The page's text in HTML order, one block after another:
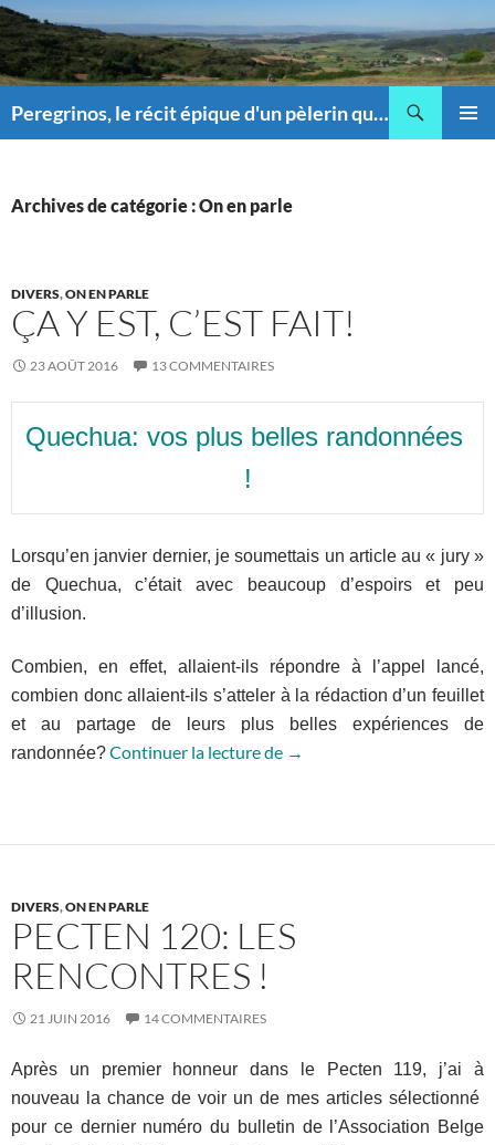
Peregrinos, le récit épique d'un pèlerin qui pique !
Archives de catégorie : On en parle
DIVERS,ON EN PARLE
ÇA Y EST, C’EST FAIT!
23 AOÛT 2016 13 COMMENTAIRES
Quechua: vos plus belles randonnées
!
Lorsqu’en janvier dernier, je soumettais un article au « jury »
de Quechua, c’était avec beaucoup d’espoirs et peu
d’illusion.
Combien, en effet, allaient-ils répondre à l’appel lancé,
combien donc allaient-ils s’atteler à la rédaction d’un feuillet
et au partage de leurs plus belles expériences de
randonnée?Continuer la lecture de Ça y est, c’est fait!
→
DIVERS,ON EN PARLE
PECTEN 120: LES
RENCONTRES !
21 JUIN 2016 14 COMMENTAIRES
Après un premier honneur dans le Pecten 119, j’ai à
nouveau la chance de voir un de mes articles sélectionné
pour ce dernier numéro du bulletin de l’Association Belge